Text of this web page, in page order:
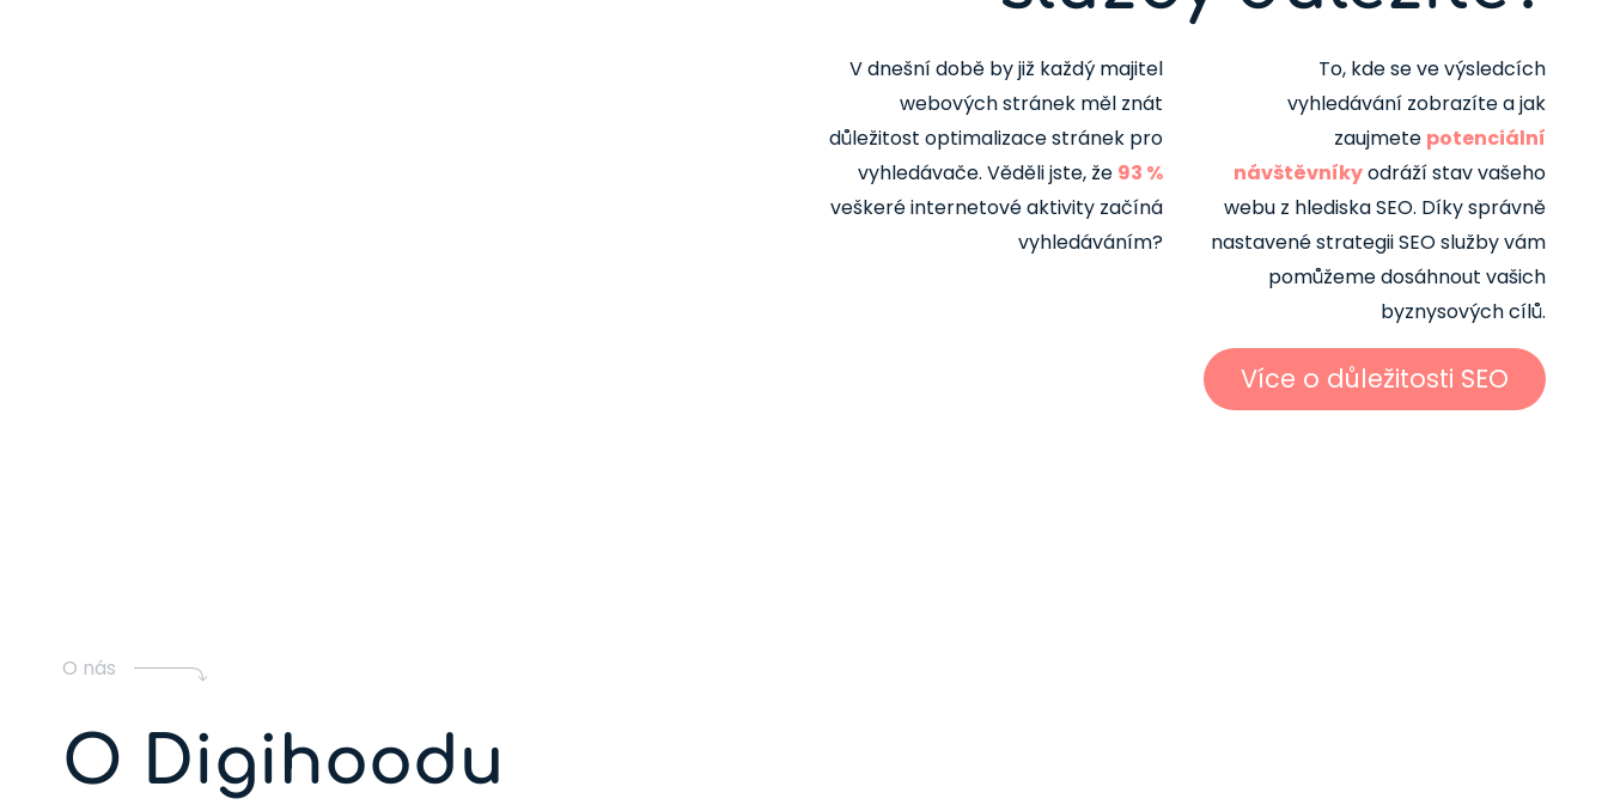
V dnešní době by již každý majitel
webových stránek měl znát
důležitost optimalizace stránek pro
vyhledávače. Věděli jste, že 93 %
veškeré internetové aktivity začíná
vyhledáváním?
To, kde se ve výsledcích
vyhledávání zobrazíte a jak
zaujmete potenciální
návštěvníkyodráží stav vašeho
webu z hlediska SEO. Díky správně
nastavené strategii SEO služby vám
pomůžeme dosáhnout vašich
byznysových cílů.
Více o důležitosti SEO
O nás
O Digihoodu